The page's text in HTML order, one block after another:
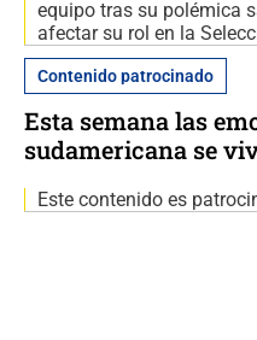
equipo tras su polémica
afectar su rol en la
Contenido patrocinado
Esta semana las
sudamericana se
Este contenido es